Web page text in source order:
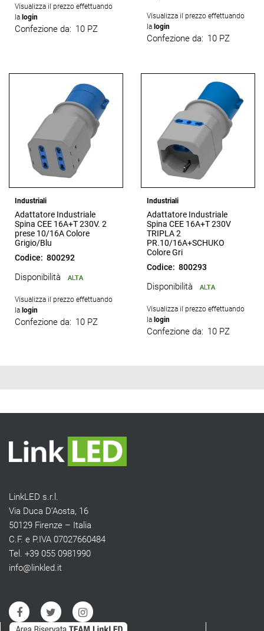
Visualizza il prezzo effettuando
la login
Confezione da: 10 PZ
Visualizza il prezzo effettuando
la login
Confezione da: 10 PZ
Industriali
Adattatore Industriale
Spina CEE 16A+T 230V. 2
prese 10/16A Colore
Grigio/Blu
Codice: 800292
Disponibilità ALTA
Visualizza il prezzo effettuando
la login
Confezione da: 10 PZ
Industriali
Adattatore Industriale
Spina CEE 16A+T 230V
TRIPLA 2
PR.10/16A+SCHUKO
Colore Gri
Codice: 800293
Disponibilità ALTA
Visualizza il prezzo effettuando
la login
Confezione da: 10 PZ
LinkLED s.r.l.
Via Duca D’Aosta, 16
50129 Firenze – Italia
C.F. e P.IVA 07027660484
Tel. +39 055 0981990
info@linkled.it